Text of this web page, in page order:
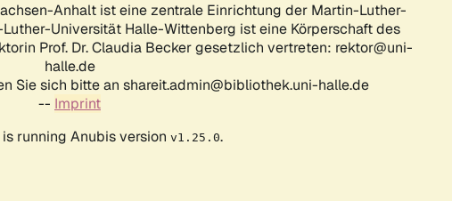
Anhalt ist eine zentrale Einrichtung der Martin-Luther-
Universität Halle-Wittenberg ist eine Körperschaft des
Prof. Dr. Claudia Becker gesetzlich vertreten: rektor@uni-
halle.de
Sie sich bitte an shareit.admin@bibliothek.uni-halle.de
-- Imprint
running Anubis version v1.25.0.